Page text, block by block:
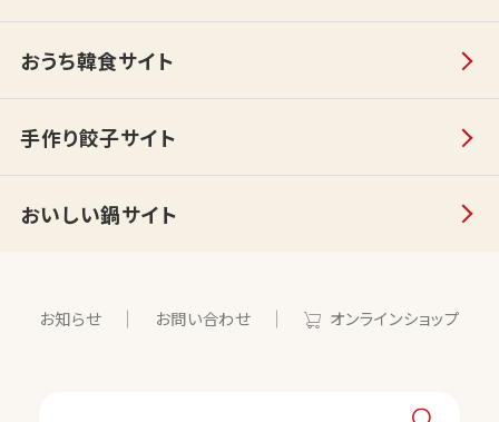
おうち韓食サイト
手作り餃子サイト
おいしい鍋サイト
お知らせ お問い合わせ オンラインショップ